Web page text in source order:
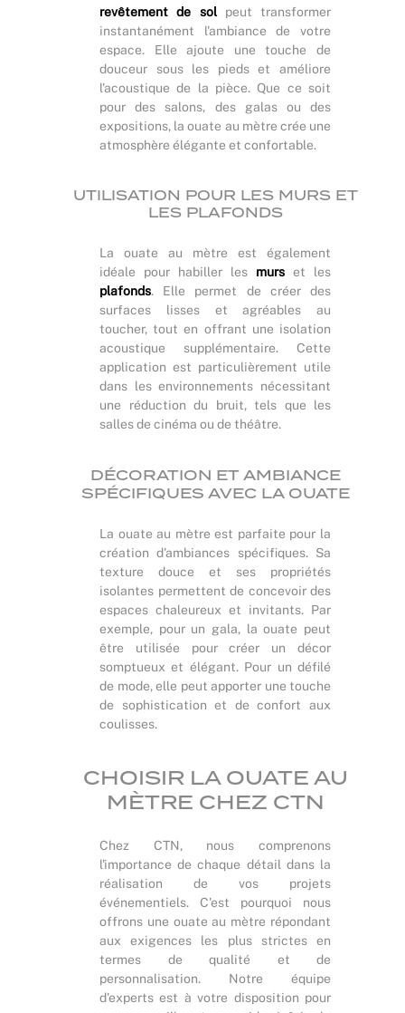
revêtement de solpeut transformer
instantanément l'ambiance de votre
espace. Elle ajoute une touche de
douceur sous les pieds et améliore
l'acoustique de la pièce. Que ce soit
pour des salons, des galas ou des
expositions, la ouate au mètre crée une
atmosphère élégante et confortable.
UTILISATION POUR LES MURS ET
LES PLAFONDS
La ouate au mètre est également
idéale pour habiller les murs et les
plafonds. Elle permet de créer des
surfaces lisses et agréables au
toucher, tout en offrant une isolation
acoustique supplémentaire. Cette
application est particulièrement utile
dans les environnements nécessitant
une réduction du bruit, tels que les
salles de cinéma ou de théâtre.
DÉCORATION ET AMBIANCE
SPÉCIFIQUES AVEC LA OUATE
La ouate au mètre est parfaite pour la
création d'ambiances spécifiques. Sa
texture douce et ses propriétés
isolantes permettent de concevoir des
espaces chaleureux et invitants. Par
exemple, pour un gala, la ouate peut
être utilisée pour créer un décor
somptueux et élégant. Pour un défilé
de mode, elle peut apporter une touche
de sophistication et de confort aux
coulisses.
CHOISIR LA OUATE AU
MÈTRE CHEZ CTN
Chez CTN, nous comprenons
l'importance de chaque détail dans la
réalisation de vos projets
événementiels. C'est pourquoi nous
offrons une ouate au mètre répondant
aux exigences les plus strictes en
termes de qualité et de
personnalisation. Notre équipe
d'experts est à votre disposition pour